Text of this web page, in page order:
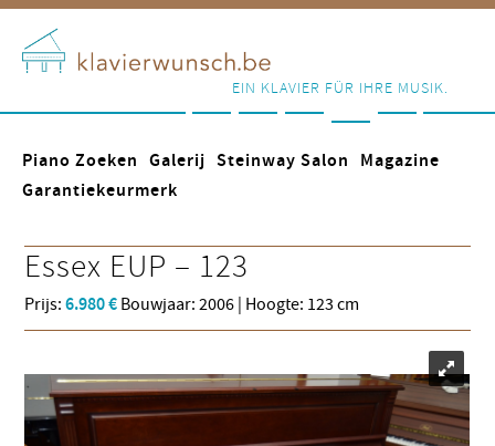
EIN KLAVIER FÜR IHRE MUSIK.
Piano Zoeken Galerij Steinway Salon
Magazine
Garantiekeurmerk
Essex EUP – 123
Prijs:6.980 € Bouwjaar: 2006 | Hoogte: 123 cm